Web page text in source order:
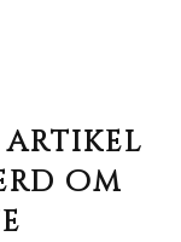
artikel
om